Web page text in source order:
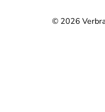
© 2026